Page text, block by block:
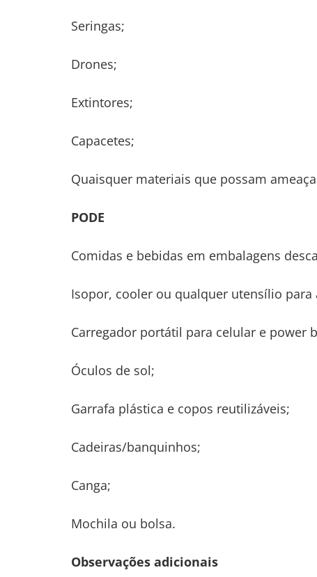
Seringas;
Drones;
Extintores;
Capacetes;
Quaisquer materiais que possam
PODE
Comidas e bebidas em embalagens
Isopor, cooler ou qualquer utensílio para
Carregador portátil para celular e power
Óculos de sol;
Garrafa plástica e copos reutilizáveis;
Cadeiras/banquinhos;
Canga;
Mochila ou bolsa.
Observações adicionais